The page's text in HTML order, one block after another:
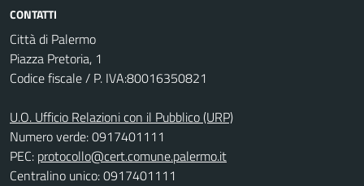
CONTATTI
Città di Palermo
Piazza Pretoria, 1
Codice fiscale / P. IVA:80016350821
U.O. Ufficio Relazioni con il Pubblico (URP)
Numero verde: 0917401111
PEC: protocollo@cert.comune.palermo.it
Centralino unico: 0917401111